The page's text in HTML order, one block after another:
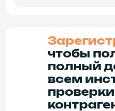
чтобы
полный
всем
проверки